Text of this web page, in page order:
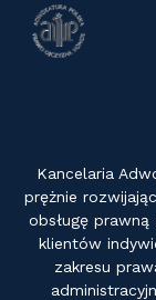
Kancelaria
prężnie
obsługę
klientów
zakresu